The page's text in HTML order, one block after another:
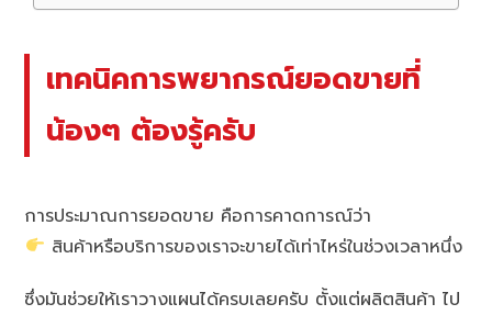
เทคนิคการพยากรณ์ยอดขายที่
น้องๆ ต้องรู้ครับ
การประมาณการยอดขาย คือการคาดการณ์ว่า
สินค้าหรือบริการของเราจะขายได้เท่าไหร่ในช่วงเวลาหนึ่ง
ซึ่งมันช่วยให้เราวางแผนได้ครบเลยครับ ตั้งแต่ผลิตสินค้า ไป